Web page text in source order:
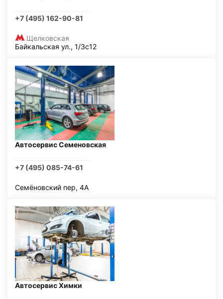
+7 (495) 162-90-81
Щелковская
Байкальская ул., 1/3с12
Автосервис Семеновская
+7 (495) 085-74-61
Семёновский пер, 4А
Автосервис Химки